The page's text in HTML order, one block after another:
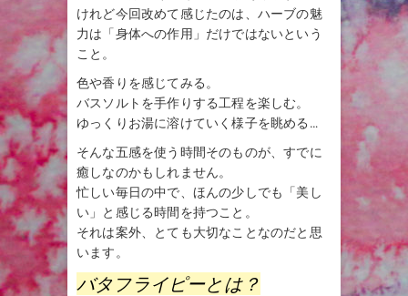
けれど今回改めて感じたのは、ハーブの魅
力は「身体への作用」だけではないという
こと。
色や香りを感じてみる。
バスソルトを手作りする工程を楽しむ。
ゆっくりお湯に溶けていく様子を眺める…
そんな五感を使う時間そのものが、すでに
癒しなのかもしれません。
忙しい毎日の中で、ほんの少しでも「美し
い」と感じる時間を持つこと。
それは案外、とても大切なことなのだと思
います。
バタフライピーとは？